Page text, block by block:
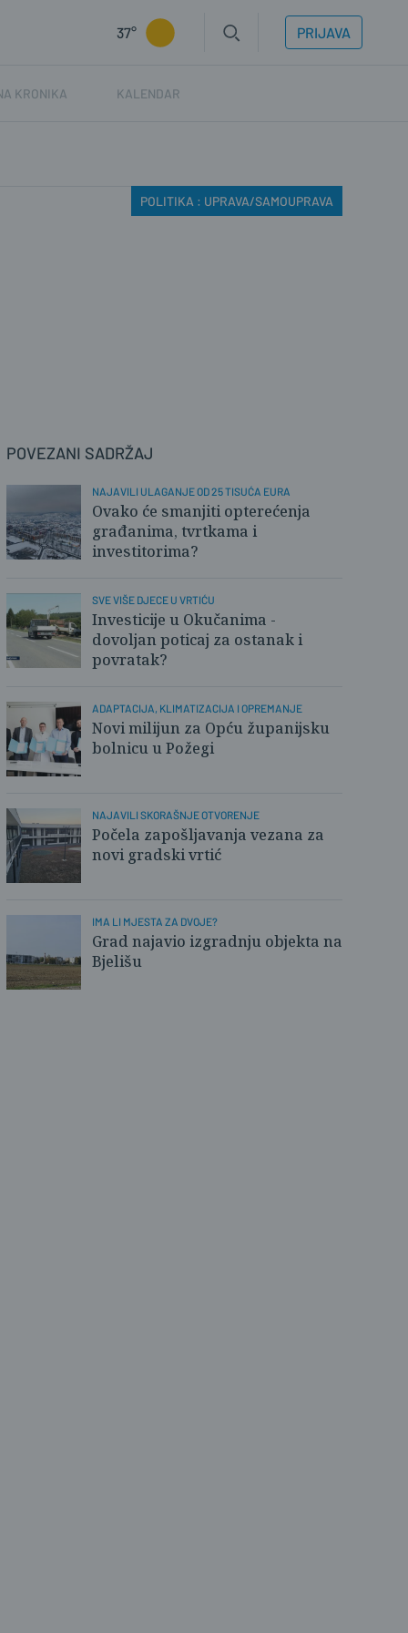
37° PRIJAVA
KRONIKA KALENDAR
POLITIKA : UPRAVA/SAMOUPRAVA
POVEZANI SADRŽAJ
NAJAVILI ULAGANJE OD 25 TISUĆA EURA
Ovako će smanjiti opterećenja
građanima, tvrtkama i
investitorima?
SVE VIŠE DJECE U VRTIĆU
Investicije u Okučanima -
dovoljan poticaj za ostanak i
povratak?
ADAPTACIJA, KLIMATIZACIJA I OPREMANJE
Novi milijun za Opću županijsku
bolnicu u Požegi
NAJAVILI SKORAŠNJE OTVORENJE
Počela zapošljavanja vezana za
novi gradski vrtić
IMA LI MJESTA ZA DVOJE?
Grad najavio izgradnju objekta na
Bjelišu